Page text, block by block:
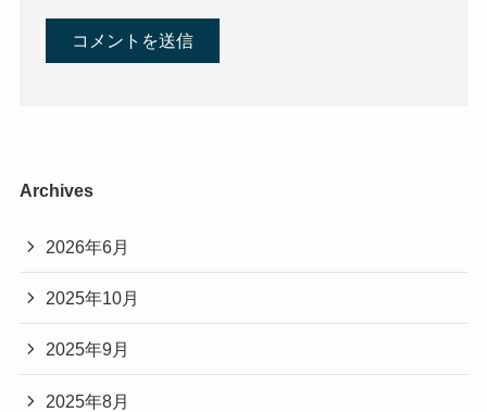
Archives
2026年6月
2025年10月
2025年9月
2025年8月